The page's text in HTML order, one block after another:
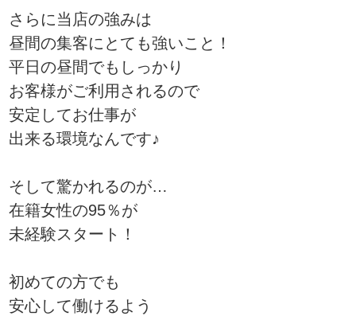
さらに当店の強みは
昼間の集客にとても強いこと！
平日の昼間でもしっかり
お客様がご利用されるので
安定してお仕事が
出来る環境なんです♪
そして驚かれるのが…
在籍女性の95％が
未経験スタート！
初めての方でも
安心して働けるよう